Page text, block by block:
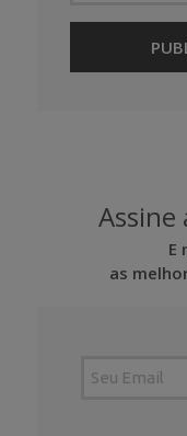
Assine
E
as